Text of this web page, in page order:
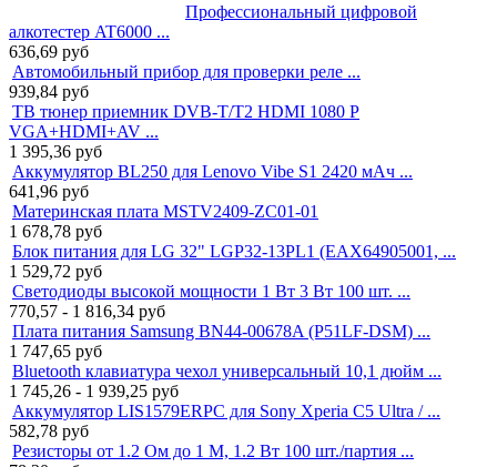
Профессиональный цифровой
алкотестер AT6000 ...
636,69 руб
Автомобильный прибор для проверки реле ...
939,84 руб
ТВ тюнер приемник DVB-T/T2 HDMI 1080 P
VGA+HDMI+AV ...
1 395,36 руб
Аккумулятор BL250 для Lenovo Vibe S1 2420 мАч ...
641,96 руб
Материнская плата MSTV2409-ZC01-01
1 678,78 руб
Блок питания для LG 32" LGP32-13PL1 (EAX64905001, ...
1 529,72 руб
Светодиоды высокой мощности 1 Вт 3 Вт 100 шт. ...
770,57 - 1 816,34 руб
Плата питания Samsung BN44-00678A (P51LF-DSM) ...
1 747,65 руб
Bluetooth клавиатура чехол универсальный 10,1 дюйм ...
1 745,26 - 1 939,25 руб
Аккумулятор LIS1579ERPC для Sony Xperia C5 Ultra / ...
582,78 руб
Резисторы от 1.2 Ом до 1 М, 1.2 Вт 100 шт./партия ...